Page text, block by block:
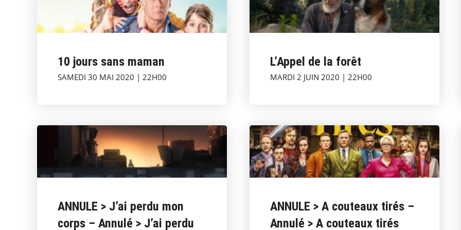
10 jours sans maman
SAMEDI 30 MAI 2020 | 22H00
L’Appel de la forêt
MARDI 2 JUIN 2020 | 22H00
ANNULE > J’ai perdu mon
corps – Annulé > J’ai perdu
ANNULE > A couteaux tirés –
Annulé > A couteaux tirés